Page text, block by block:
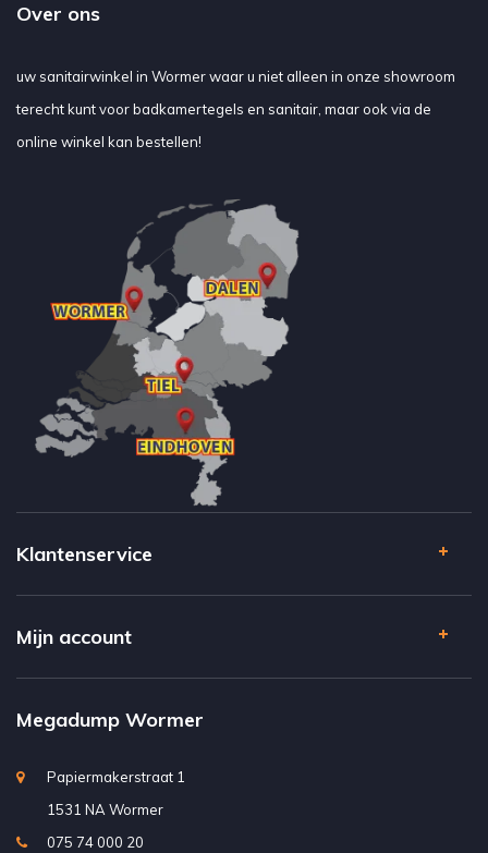
Over ons
uw sanitairwinkel in Wormer waar u niet alleen in onze showroom
terecht kunt voor badkamertegels en sanitair, maar ook via de
online winkel kan bestellen!
Klantenservice
Mijn account
Megadump Wormer
Papiermakerstraat 1
1531 NA Wormer
075 74 000 20